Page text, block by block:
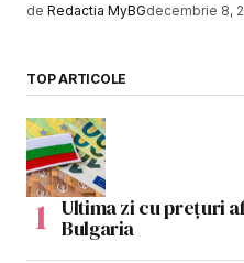
de Redactia MyBGdecembrie 8,
TOP ARTICOLE
Ultima zi cu prețuri
Bulgaria